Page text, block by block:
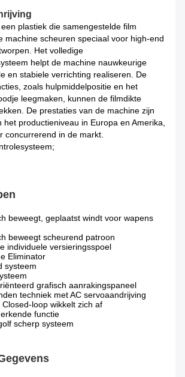
plastiek die samengestelde film
machine scheuren speciaal voor high-end
Het volledige
helpt de machine nauwkeurige
en stabiele verrichting realiseren. De
zoals hulpmiddelpositie en het
leegmaken, kunnen de filmdikte
De prestaties van de machine zijn
het productieniveau in Europa en Amerika,
concurrerend in de markt.
beweegt, geplaatst windt voor wapens
beweegt scheurend patroon
individuele versieringsspoel
Eliminator
systeem
grafisch aanrakingspaneel
techniek met AC servoaandrijving
loop wikkelt zich af
functie
scherp systeem